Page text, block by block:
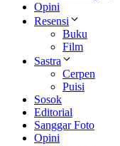
Opini
Resensi
Buku
Film
Sastra
Cerpen
Puisi
Sosok
Editorial
Sanggar Foto
Opini